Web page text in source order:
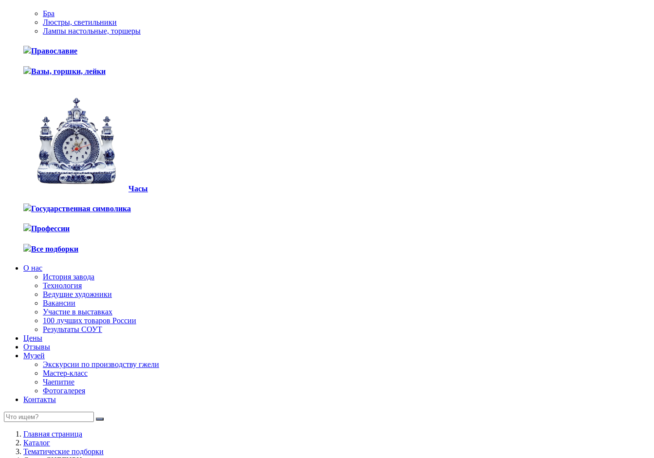
Бра
Люстры, светильники
Лампы настольные, торшеры
Православие
Вазы, горшки, лейки
Часы
Государственная символика
Профессии
Все подборки
О нас
История завода
Технология
Ведущие художники
Вакансии
Участие в выставках
100 лучших товаров России
Результаты СОУТ
Цены
Отзывы
Музей
Экскурсии по производству гжели
Мастер-класс
Чаепитие
Фотогалерея
Контакты
Главная страница
Каталог
Тематические подборки